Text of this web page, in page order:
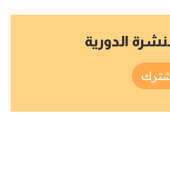
الدورية